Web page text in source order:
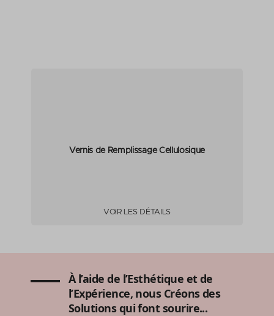
Vernis de Remplissage Cellulosique
VOIR LES DÉTAILS
À l’aide de l’Esthétique et de
l’Expérience, nous Créons des
Solutions qui font sourire...